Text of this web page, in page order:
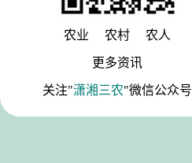
农业 农村 农人
更多资讯
关注"潇湘三农"微信公众号